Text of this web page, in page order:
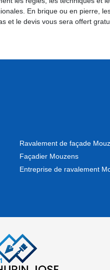
En brique ou en pierre,
et le devis vous sera offert
Ravalement de façade
Façadier Mouzens
Entreprise de ravalement